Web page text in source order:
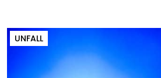
UNFALL